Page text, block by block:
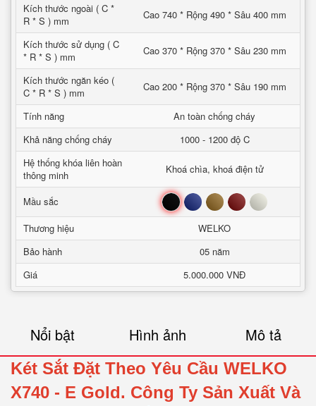
Kích thước ngoài ( C *
R * S ) mm
Cao 740 * Rộng 490 * Sâu 400 mm
Kích thước sử dụng ( C
* R * S ) mm
Cao 370 * Rộng 370 * Sâu 230 mm
Kích thước ngăn kéo (
C * R * S ) mm
Cao 200 * Rộng 370 * Sâu 190 mm
Tính năng
An toàn chống cháy
Khả năng chống cháy
1000 - 1200 độ C
Hệ thống khóa liên hoàn
thông minh
Khoá chìa, khoá điện tử
Mầu sắc Đen Xanh Nâu Đỏ Trắng
Thương hiệu
WELKO
Bảo hành
05 năm
Giá
5.000.000 VNĐ
Nổi bật Hình ảnh Mô tả
Két Sắt Đặt Theo Yêu Cầu WELKO
X740 - E Gold. Công Ty Sản Xuất Và